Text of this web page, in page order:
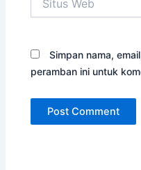
Web
Simpan nama,
peramban ini untuk